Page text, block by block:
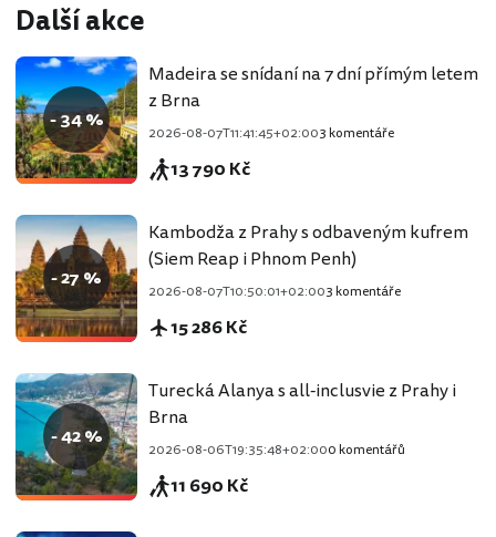
Další akce
- 34 %
Madeira se snídaní na 7 dní přímým letem
z Brna
2026-08-07T11:41:45+02:003 komentáře
13 790 Kč
- 27 %
Kambodža z Prahy s odbaveným kufrem
(Siem Reap i Phnom Penh)
2026-08-07T10:50:01+02:003 komentáře
15 286 Kč
- 42 %
Turecká Alanya s all-inclusvie z Prahy i
Brna
2026-08-06T19:35:48+02:000 komentářů
11 690 Kč